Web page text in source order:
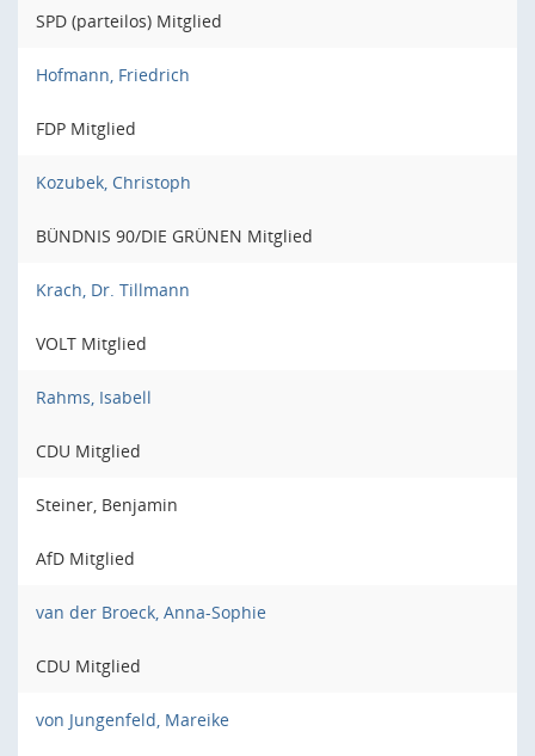
SPD (parteilos) Mitglied
Hofmann, Friedrich
FDP Mitglied
Kozubek, Christoph
BÜNDNIS 90/DIE GRÜNEN Mitglied
Krach, Dr. Tillmann
VOLT Mitglied
Rahms, Isabell
CDU Mitglied
Steiner, Benjamin
AfD Mitglied
van der Broeck, Anna-Sophie
CDU Mitglied
von Jungenfeld, Mareike